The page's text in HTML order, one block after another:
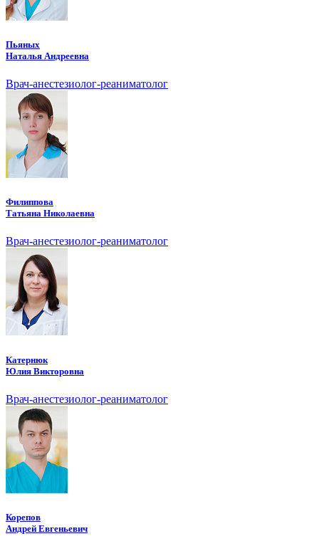
Пьяных
Наталья Андреевна
Врач-анестезиолог-реаниматолог
Филиппова
Татьяна Николаевна
Врач-анестезиолог-реаниматолог
Катернюк
Юлия Викторовна
Врач-анестезиолог-реаниматолог
Корепов
Андрей Евгеньевич